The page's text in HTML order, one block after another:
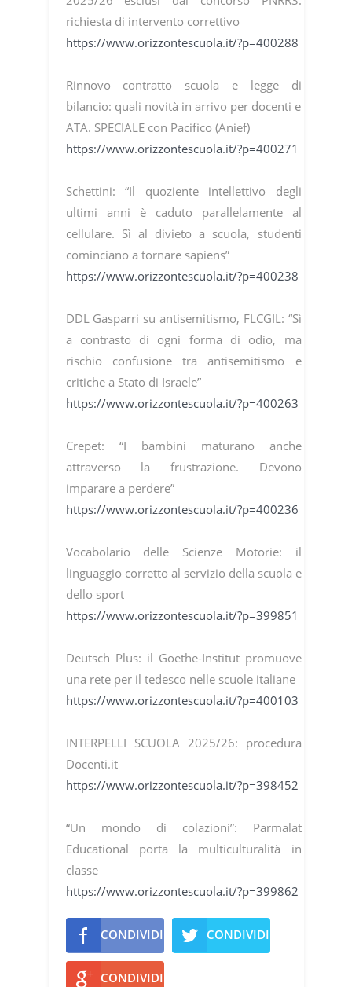
richiesta di intervento correttivo
https://www.orizzontescuola.it/?p=400288
Rinnovo contratto scuola e legge di
bilancio: quali novità in arrivo per docenti e
ATA. SPECIALE con Pacifico (Anief)
https://www.orizzontescuola.it/?p=400271
Schettini: “Il quoziente intellettivo degli
ultimi anni è caduto parallelamente al
cellulare. Sì al divieto a scuola, studenti
cominciano a tornare sapiens”
https://www.orizzontescuola.it/?p=400238
DDL Gasparri su antisemitismo, FLCGIL: “Sì
a contrasto di ogni forma di odio, ma
rischio confusione tra antisemitismo e
critiche a Stato di Israele”
https://www.orizzontescuola.it/?p=400263
Crepet: “I bambini maturano anche
attraverso la frustrazione. Devono
imparare a perdere”
https://www.orizzontescuola.it/?p=400236
Vocabolario delle Scienze Motorie: il
linguaggio corretto al servizio della scuola e
dello sport
https://www.orizzontescuola.it/?p=399851
Deutsch Plus: il Goethe-Institut promuove
una rete per il tedesco nelle scuole italiane
https://www.orizzontescuola.it/?p=400103
INTERPELLI SCUOLA 2025/26: procedura
Docenti.it
https://www.orizzontescuola.it/?p=398452
“Un mondo di colazioni”: Parmalat
Educational porta la multiculturalità in
classe
https://www.orizzontescuola.it/?p=399862
CONDIVIDI CONDIVIDI
CONDIVIDI